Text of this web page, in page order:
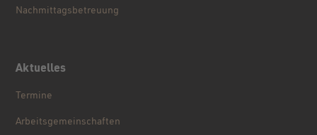
Nachmittagsbetreuung
Aktuelles
Termine
Arbeitsgemeinschaften